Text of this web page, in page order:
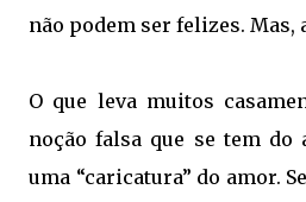
não podem ser felizes. Mas,
O que leva muitos
noção falsa que se tem do
uma “caricatura” do amor.